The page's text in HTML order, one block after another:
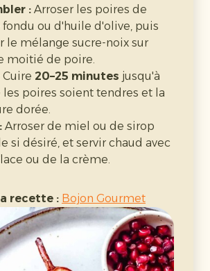
: Arroser les poires de
fondu ou d'huile d'olive, puis
le mélange sucre-noix sur
moitié de poire.
Cuire 20–25 minutes jusqu'à
les poires soient tendres et la
dorée.
Arroser de miel ou de sirop
si désiré, et servir chaud avec
ou de la crème.
recette : Bojon Gourmet
:Dans un bol, fouettez la
la levure, le bicarbonate et
les épices si utilisées).
:Dans un autre bol,
œufs avec l’huile et la vanille.
Versez le mélange humide
sec et mélangez juste
combiner. Incorporez
les poires.
la pâte dans le moule et
ressorte propre.
:Laissez refroidir avant
avec un café ou un peu